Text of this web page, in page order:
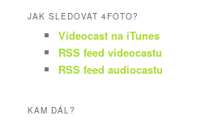
JAK SLEDOVAT 4FOTO?
Videocast na iTunes
RSS feed videocastu
RSS feed audiocastu
KAM DÁL?